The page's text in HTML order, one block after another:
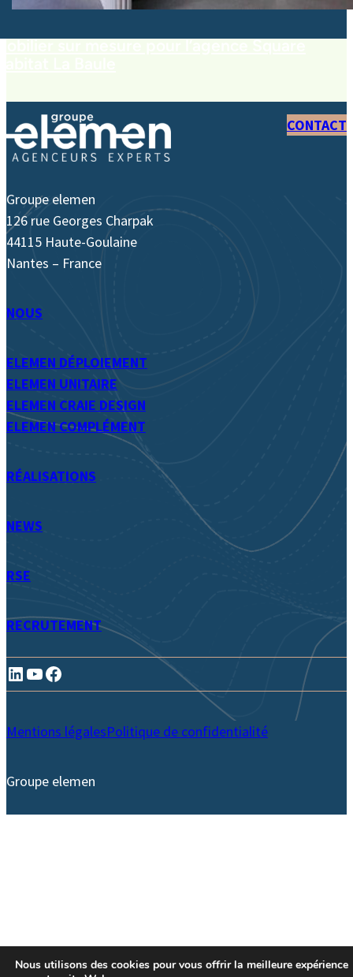
sur mesure pour l’agence Square
CONTACT
Groupe elemen
126 rue Georges Charpak
44115 Haute-Goulaine
Nantes – France
NOUS
ELEMEN DÉPLOIEMENT
ELEMEN UNITAIRE
ELEMEN CRAIE DESIGN
ELEMEN COMPLÉMENT
RÉALISATIONS
NEWS
RSE
RECRUTEMENT
LinkedIn
YouTube
Facebook
Mentions légalesPolitique de confidentialité
Groupe elemen
Nous utilisons des cookies pour vous offrir la meilleure expérience